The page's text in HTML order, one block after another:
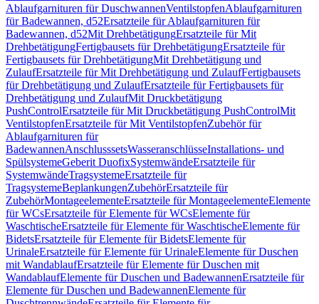
Ablaufgarnituren für DuschwannenVentilstopfenAblaufgarnituren
für Badewannen, d52Ersatzteile für Ablaufgarnituren für
Badewannen, d52Mit DrehbetätigungErsatzteile für Mit
DrehbetätigungFertigbausets für DrehbetätigungErsatzteile für
Fertigbausets für DrehbetätigungMit Drehbetätigung und
ZulaufErsatzteile für Mit Drehbetätigung und ZulaufFertigbausets
für Drehbetätigung und ZulaufErsatzteile für Fertigbausets für
Drehbetätigung und ZulaufMit Druckbetätigung
PushControlErsatzteile für Mit Druckbetätigung PushControlMit
VentilstopfenErsatzteile für Mit VentilstopfenZubehör für
Ablaufgarnituren für
BadewannenAnschlusssetsWasseranschlüsseInstallations- und
SpülsystemeGeberit DuofixSystemwändeErsatzteile für
SystemwändeTragsystemeErsatzteile für
TragsystemeBeplankungenZubehörErsatzteile für
ZubehörMontageelementeErsatzteile für MontageelementeElemente
für WCsErsatzteile für Elemente für WCsElemente für
WaschtischeErsatzteile für Elemente für WaschtischeElemente für
BidetsErsatzteile für Elemente für BidetsElemente für
UrinaleErsatzteile für Elemente für UrinaleElemente für Duschen
mit WandablaufErsatzteile für Elemente für Duschen mit
WandablaufElemente für Duschen und BadewannenErsatzteile für
Elemente für Duschen und BadewannenElemente für